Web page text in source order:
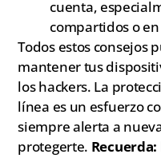
cuenta,
compartidos o
Todos estos consejos
mantener tus
los hackers. La
línea es un esfuerzo
siempre alerta a
protegerte.